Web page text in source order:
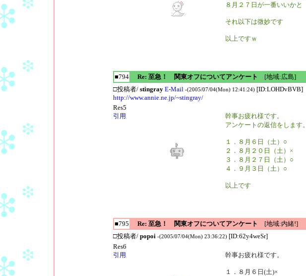
８月２７日が一番いいかと
それ以下は微妙です
以上ですｗ
■794
Re: 至急！ 関東オフについてアンケート
[地域:広島]
□投稿者/ stingray E-Mail -(2005/07/04(Mon) 12:41:24) [ID:LOHDvBVB]
http://www.annie.ne.jp/~stingray/
Res5
引用
幹事お疲れ様です。
アンケートの返信をします。
１．８月６日（土）○
２．８月２０日（土）×
３．８月２７日（土）○
４．９月３日（土）○
以上です
■795
Re: 至急！ 関東オフについてアンケート
[地域:内緒!]
□投稿者/ popoi -(2005/07/04(Mon) 23:36:22) [ID:62y4weSr]
Res6
引用
幹事お疲れ様です。
１．８月６日(土)×